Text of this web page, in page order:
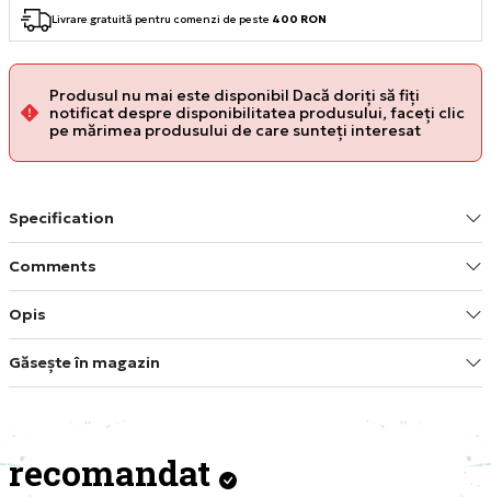
Livrare gratuită pentru comenzi de peste 400 RON
Produsul nu mai este disponibil Dacă doriți să fiți
notificat despre disponibilitatea produsului, faceți clic
pe mărimea produsului de care sunteți interesat
Specification
Comments
Opis
Găsește în magazin
recomandat